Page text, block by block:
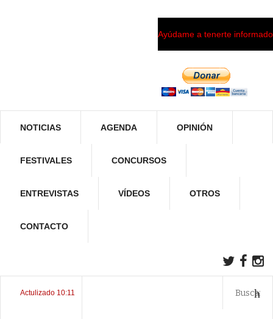
Ayúdame a tenerte informado
NOTICIAS AGENDA OPINIÓN
FESTIVALES CONCURSOS
ENTREVISTAS VÍDEOS OTROS
CONTACTO
Actulizado 10:11